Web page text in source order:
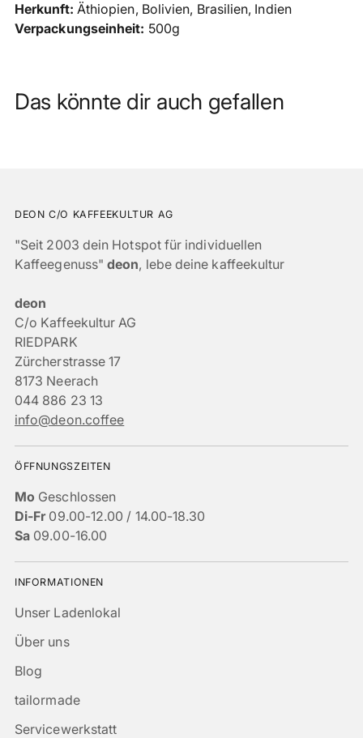
Herkunft: Äthiopien, Bolivien, Brasilien, Indien
Verpackungseinheit: 500g
Das könnte dir auch gefallen
DEON C/O KAFFEEKULTUR AG
"Seit 2003 dein Hotspot für individuellen
Kaffeegenuss"deon, lebe deine kaffeekultur
deon
C/o Kaffeekultur AG
RIEDPARK
Zürcherstrasse 17
8173 Neerach
044 886 23 13
info@deon.coffee
ÖFFNUNGSZEITEN
Mo Geschlossen
Di-Fr09.00-12.00 / 14.00-18.30
Sa 09.00-16.00
INFORMATIONEN
Unser Ladenlokal
Über uns
Blog
tailormade
Servicewerkstatt